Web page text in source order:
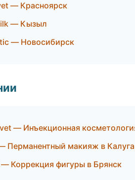
— Красноярск
— Кызыл
— Новосибирск
— Инъекционная
Перманентный макияж в Калуга
Коррекция фигуры в Брянск